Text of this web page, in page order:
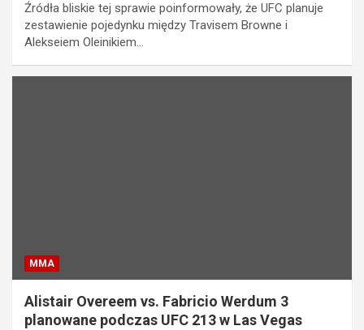
Źródła bliskie tej sprawie poinformowały, że UFC planuje
zestawienie pojedynku między Travisem Browne i
Alekseiem Oleinikiem…
MMA
Alistair Overeem vs. Fabricio Werdum 3
planowane podczas UFC 213 w Las Vegas